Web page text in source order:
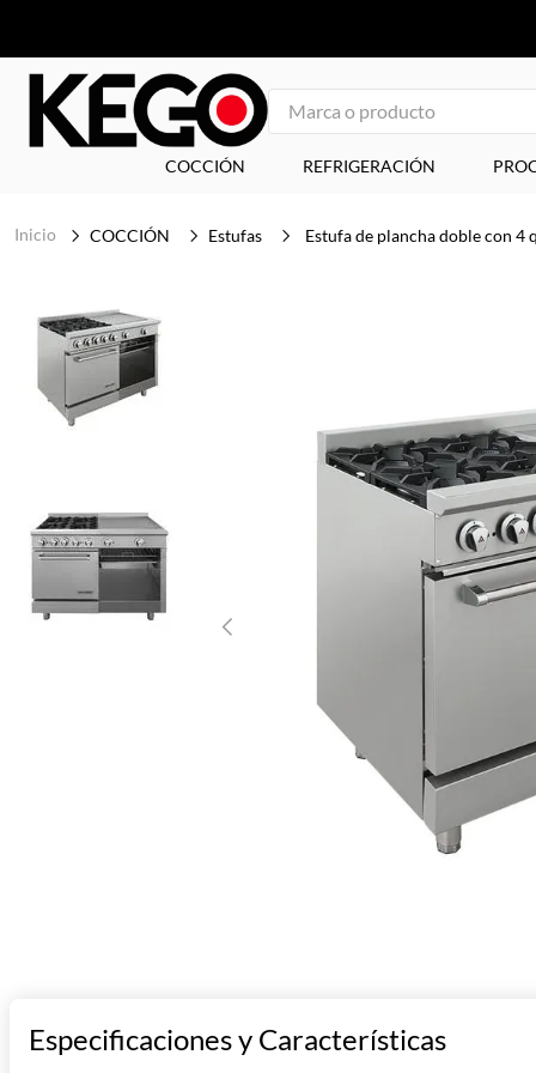
Marca o producto
COCCIÓN REFRIGERACIÓN
COCCIÓN Estufas Estufa de plancha doble con 4
Especificaciones y Características
5.
mesa refrigerada
tapa
10. parrilla